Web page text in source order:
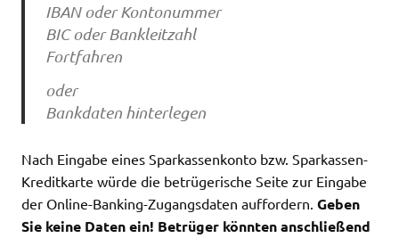
IBAN oder Kontonummer
BIC oder Bankleitzahl
Fortfahren
oder
Bankdaten hinterlegen
Nach Eingabe eines Sparkassenkonto bzw. Sparkassen-
Kreditkarte würde die betrügerische Seite zur Eingabe
der Online-Banking-Zugangsdaten auffordern. Geben
Sie keine Daten ein! Betrüger könnten anschließend